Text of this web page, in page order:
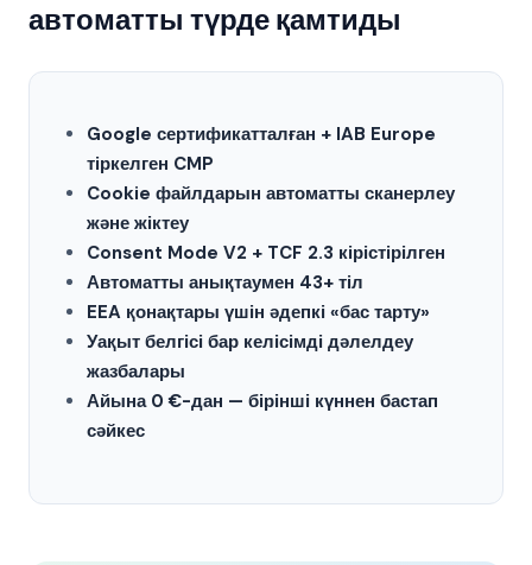
автоматты түрде қамтиды
Google сертификатталған + IAB Europe
тіркелген CMP
Cookie файлдарын автоматты сканерлеу
және жіктеу
Consent Mode V2 + TCF 2.3 кірістірілген
Автоматты анықтаумен 43+ тіл
EEA қонақтары үшін әдепкі «бас тарту»
Уақыт белгісі бар келісімді дәлелдеу
жазбалары
Айына 0 €-дан — бірінші күннен бастап
сәйкес